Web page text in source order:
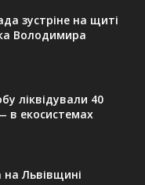
зустріне на щиті
Володимира
ліквідували 40
в екосистемах
Львівщині